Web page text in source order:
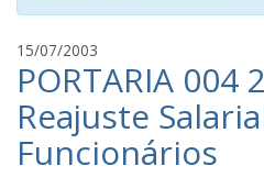
15/07/2003
r
s
t
i
PORTARIA 004
Reajuste
Funcionários